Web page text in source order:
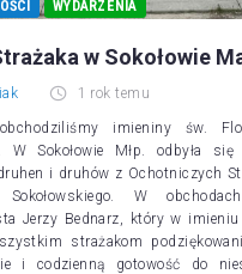
WYDARZENIA
w Sokołowie
1 rok temu
imieniny św.
W Sokołowie Młp. odbyła
i druhów z Ochotniczych
Sokołowskiego. W
Jerzy Bednarz, który w imieniu
strażakom
i codzienną gotowość do